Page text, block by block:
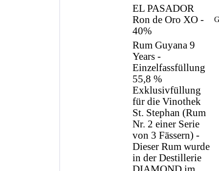
EL PASADOR
Ron de Oro XO -
40%
Rum Guyana 9
Years -
Einzelfassfüllung
55,8 %
Exklusivfüllung
für die Vinothek
St. Stephan (Rum
Nr. 2 einer Serie
von 3 Fässern) -
Dieser Rum wurde
in der Destillerie